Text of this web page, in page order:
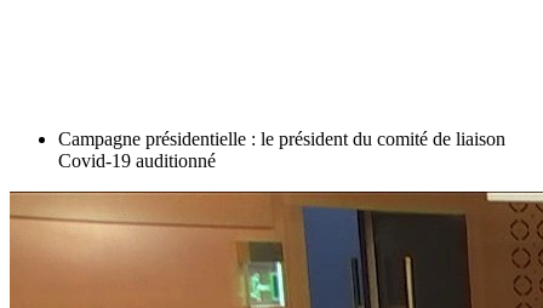
Campagne présidentielle : le président du comité de liaison
Covid-19 auditionné